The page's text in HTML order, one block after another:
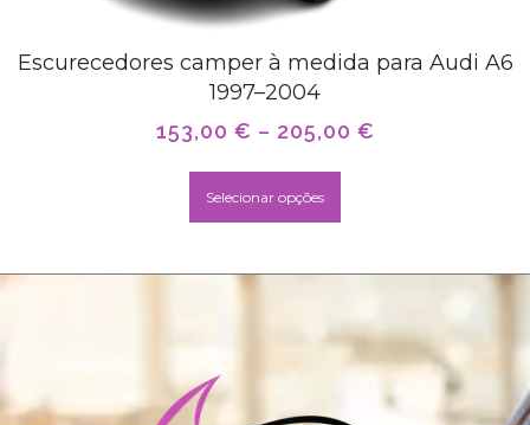
Escurecedores camper à medida para Audi A6
1997–2004
153,00 € – 205,00 €
Selecionar opções